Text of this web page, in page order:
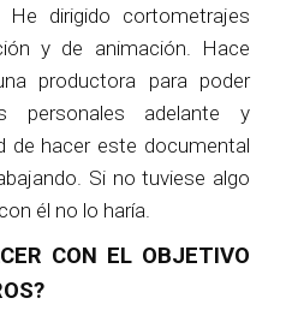
He dirigido cortometrajes
y de animación. Hace
productora para poder
personales adelante y
de hacer este documental
Si no tuviese algo
él no lo haría.
CON EL OBJETIVO